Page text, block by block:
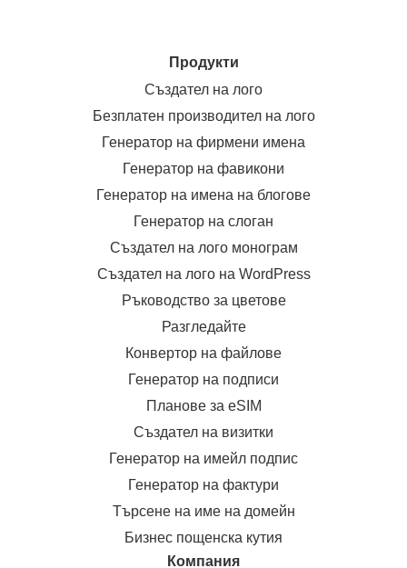
Продукти
Създател на лого
Безплатен производител на лого
Генератор на фирмени имена
Генератор на фавикони
Генератор на имена на блогове
Генератор на слоган
Създател на лого монограм
Създател на лого на WordPress
Ръководство за цветове
Разгледайте
Конвертор на файлове
Генератор на подписи
Планове за eSIM
Създател на визитки
Генератор на имейл подпис
Генератор на фактури
Търсене на име на домейн
Бизнес пощенска кутия
Компания